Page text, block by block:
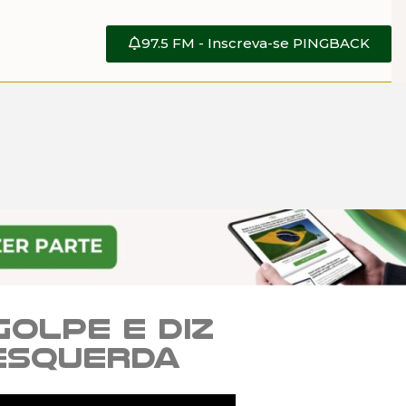
97.5 FM - Inscreva-se PINGBACK
e diz